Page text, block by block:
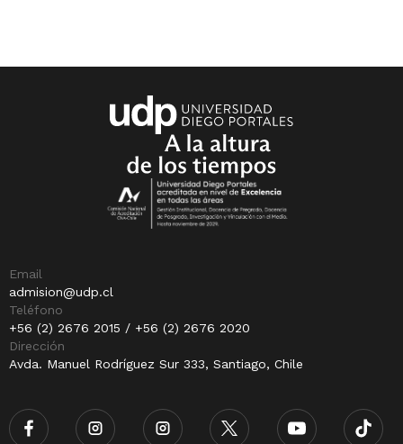
Email
admision@udp.cl
Teléfono
+56 (2) 2676 2015 / +56 (2) 2676 2020
Dirección
Avda. Manuel Rodríguez Sur 333, Santiago, Chile